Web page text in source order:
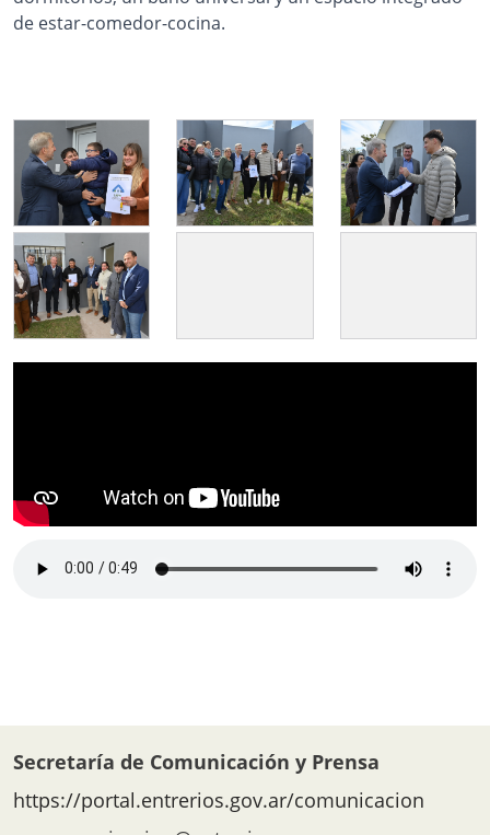
Secretaría de Comunicación y Prensa
https://portal.entrerios.gov.ar/comunicacion